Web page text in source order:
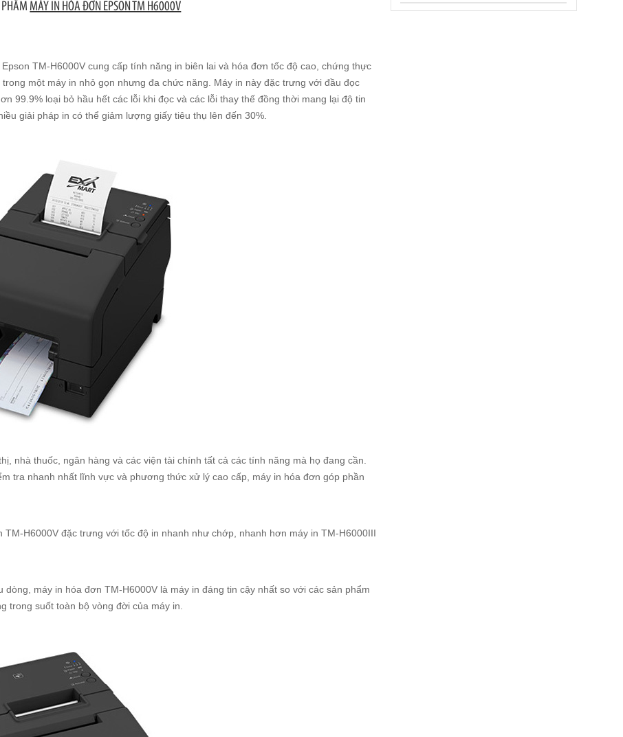
MÁY IN HÓA ĐƠN EPSON TM H6000V
TM-H6000V cung cấp tính năng in biên lai và hóa đơn tốc độ cao, chứng thực
một máy in nhỏ gọn nhưng đa chức năng. Máy in này đặc trưng với đầu đọc
99.9% loại bỏ hầu hết các lỗi khi đọc và các lỗi thay thế đồng thời mang lại độ tin
giải pháp in có thể giảm lượng giấy tiêu thụ lên đến 30%.
nhà thuốc, ngân hàng và các viện tài chính tất cả các tính năng mà họ đang cần.
tra nhanh nhất lĩnh vực và phương thức xử lý cao cấp, máy in hóa đơn góp phần
H6000V đặc trưng với tốc độ in nhanh như chớp, nhanh hơn máy in TM-H6000III
máy in hóa đơn TM-H6000V là máy in đáng tin cậy nhất so với các sản phẩm
trong suốt toàn bộ vòng đời của máy in.